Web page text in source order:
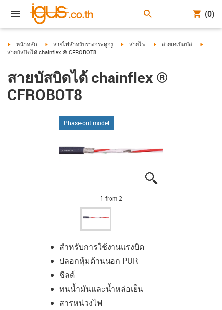
(0)
igus-icon-arrow-right
หน้าหลัก igus-icon-arrow-right
สายไฟสำหรับรางกระดูกงู igus-icon-arrow-right
สายไฟ igus-icon-arrow-right
สายเคเบิลบัส
igus-
สายบัสบิดได้ chainflex ® CFROBOT8
สายบัสบิดได้ chainflex ®
CFROBOT8
Phase-out model
1 from 2
สำหรับการใช้งานแรงบิด
ปลอกหุ้มด้านนอก PUR
ชีลด์
ทนน้ำมันและน้ำหล่อเย็น
สารหน่วงไฟ